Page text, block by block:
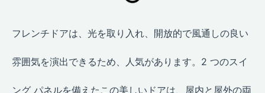
フレンチドアは、光を取り入れ、開放的で風通しの良い
雰囲気を演出できるため、人気があります。2 つのスイ
ング パネルを備えたこの美しいドアは、屋内と屋外の両